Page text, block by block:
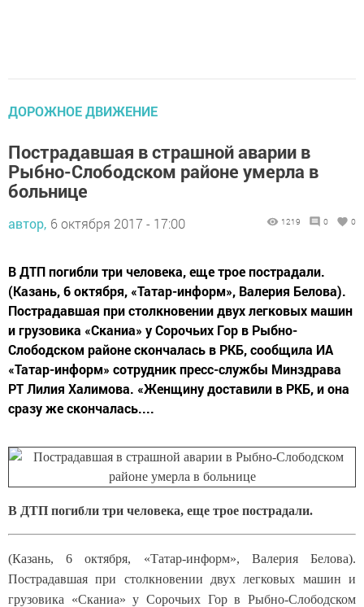
ДОРОЖНОЕ ДВИЖЕНИЕ
Пострадавшая в страшной аварии в
Рыбно-Слободском районе умерла в
больнице
автор, 6 октября 2017 - 17:00 1219 0 0
В ДТП погибли три человека, еще трое пострадали.
(Казань, 6 октября, «Татар-информ», Валерия Белова).
Пострадавшая при столкновении двух легковых машин
и грузовика «Сканиа» у Сорочьих Гор в Рыбно-
Слободском районе скончалась в РКБ, сообщила ИА
«Татар-информ» сотрудник пресс-службы Минздрава
РТ Лилия Халимова. «Женщину доставили в РКБ, и она
сразу же скончалась....
В ДТП погибли три человека, еще трое пострадали.
(Казань, 6 октября, «Татар-информ», Валерия Белова).
Пострадавшая при столкновении двух легковых машин и
грузовика «Сканиа» у Сорочьих Гор в Рыбно-Слободском